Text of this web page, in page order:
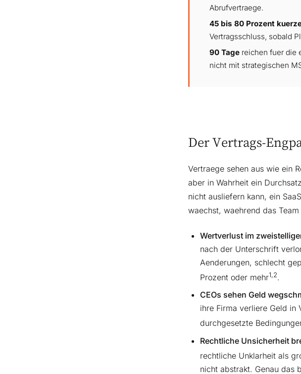
Abrufvertraege.
45 bis 80 Prozent
Vertragsschluss, sobald
90 Tage reichen fuer die
nicht mit strategischen
Der Vertrags-
Vertraege sehen aus wie ein
aber in Wahrheit ein
nicht ausliefern kann, ein
waechst, waehrend das
Wertverlust im
nach der Unterschrift
Aenderungen, schlecht
Prozent oder mehr1,2.
CEOs sehen Geld
ihre Firma verliere Geld in
durchgesetzte
Rechtliche Unsicherheit
rechtliche Unklarheit als
nicht abstrakt. Genau das